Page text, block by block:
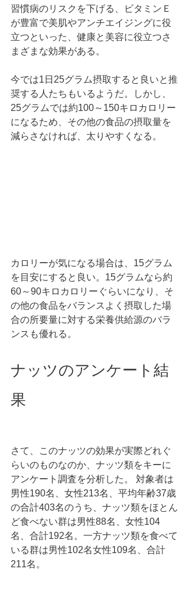
習慣病のリスクを下げる、ビタミンＥ
が豊富で美肌やアンチエイジングに役
立つといった、健康と美容に役立つさ
まざまな効果がある。
今では1日25グラム摂取すると良いと推
奨する人たちもいるようだ。しかし、
25グラムでは約100～150キロカロリー
になるため、その他の食品の摂取量を
減らさなければ、太りやすくなる。
カロリーが気になる場合は、15グラム
を目安にすると良い。15グラムなら約
60～90キロカロリーぐらいになり、そ
の他の食品をバランスよく摂取した場
合の所要量に対する栄養供給源のバラ
ンスも優れる。
ナッツのアンケート結
果
さて、このナッツの効果が実際どれぐ
らいのものなのか、ナッツ類をキーに
アンケート調査を分析した。 対象者は
男性190名、女性213名、平均年齢37歳
の合計403名のうち、ナッツ類をほとん
ど食べない群は男性88名、女性104
名、合計192名。一方ナッツ類を食べて
いる群は男性102名女性109名、合計
211名。